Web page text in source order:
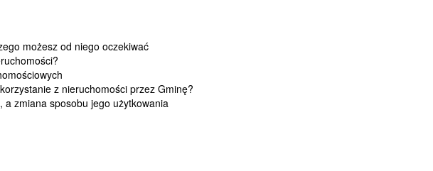
możesz od niego oczekiwać
z nieruchomości przez Gminę?
a zmiana sposobu jego użytkowania